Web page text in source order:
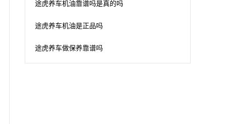
途虎养车机油靠谱吗是真的吗
途虎养车机油是正品吗
途虎养车做保养靠谱吗